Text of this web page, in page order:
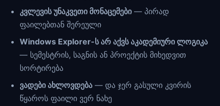
კვლევის უნაკვეთი მონაცემები — პირად
ფაილებთან შერეული
Windows Explorer-ს არ აქვს აკადემიური ლოგიკა
— სემესტრის, საგნის ან პროექტის მიხედვით
სორტირება
ვადები ახლოვდება — და ჯერ გასული კვირის
წყაროს ფაილი ვერ ნახე